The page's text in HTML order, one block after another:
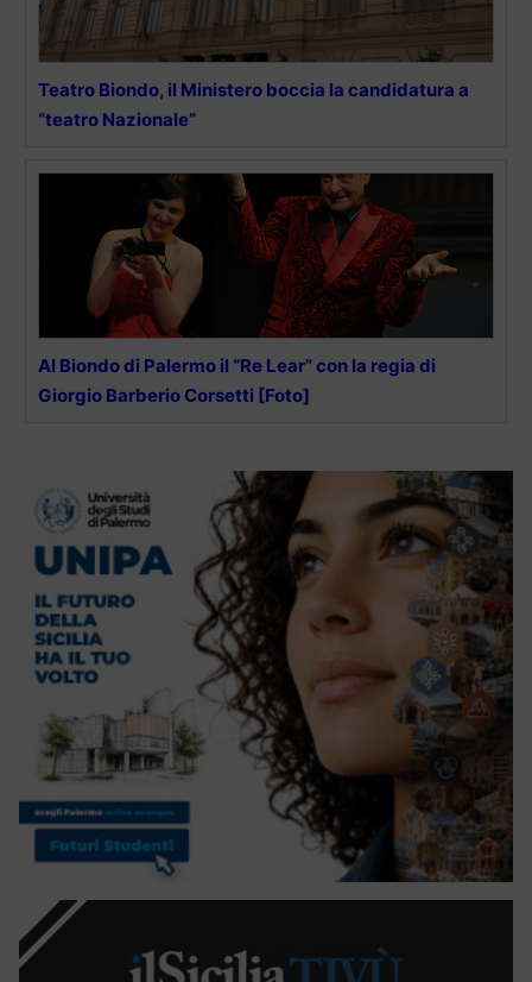
Teatro Biondo, il Ministero boccia la candidatura a
“teatro Nazionale”
Al Biondo di Palermo il “Re Lear” con la regia di
Giorgio Barberio Corsetti [Foto]